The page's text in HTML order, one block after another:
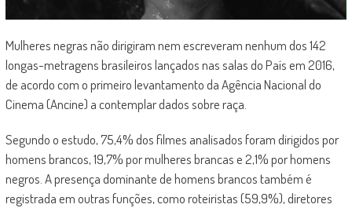
Mulheres negras não dirigiram nem escreveram nenhum dos 142
longas-metragens brasileiros lançados nas salas do País em 2016,
de acordo com o primeiro levantamento da Agência Nacional do
Cinema (Ancine) a contemplar dados sobre raça.
Segundo o estudo, 75,4% dos filmes analisados foram dirigidos por
homens brancos, 19,7% por mulheres brancas e 2,1% por homens
negros. A presença dominante de homens brancos também é
registrada em outras funções, como roteiristas (59,9%), diretores